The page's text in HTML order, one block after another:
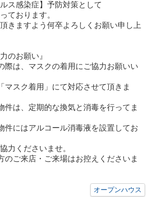
ス感染症】予防対策として
ております。
きますよう何卒よろしくお願い申し上
のお願い』
際は、マスクの着用にご協力お願いい
マスク着用」にて対応させて頂きま
件は、定期的な換気と消毒を行ってま
件にはアルコール消毒液を設置してお
力くださいませ。
のご来店・ご来場はお控えくださいま
オープンハウス